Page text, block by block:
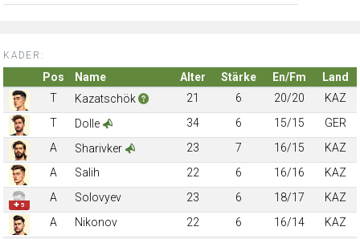
KADER:
Pos Name Alter Stärke En/Fm
Land
T
Kazatschök 21 6 20/20
KAZ
T
Dolle 34 6 15/15
GER
A
Sharivker 23 7 16/15
KAZ
A
Salih 22 6 16/16 KAZ
✚ 5
A Solovyev 23 6 18/17
KAZ
A
Nikonov 22 6 16/14
KAZ